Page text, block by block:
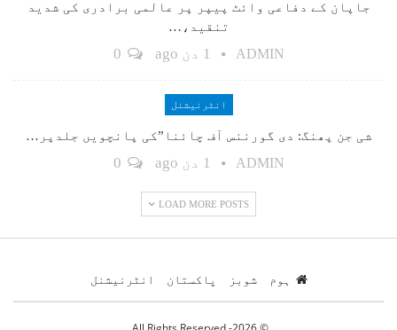
جاپان کے دفاعی وائٹ پیپر پر عالمی برادری کی شدید
تنقید،…
ADMIN 1 دن ago
انٹرنیشنل
شی جن پھنگ: دی گورننس آف چائنا”کی پانچویں جلدپر…
ADMIN 1 دن ago
LOAD MORE POSTS
ہوم شوبز پاکستان انٹرنیشنل